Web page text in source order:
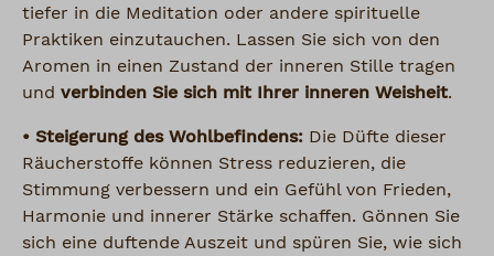
tiefer in die Meditation oder andere spirituelle
Praktiken einzutauchen. Lassen Sie sich von den
Aromen in einen Zustand der inneren Stille tragen
und verbinden Sie sich mit Ihrer inneren Weisheit.
• Steigerung des Wohlbefindens: Die Düfte dieser
Räucherstoffe können Stress reduzieren, die
Stimmung verbessern und ein Gefühl von Frieden,
Harmonie und innerer Stärke schaffen. Gönnen Sie
sich eine duftende Auszeit und spüren Sie, wie sich